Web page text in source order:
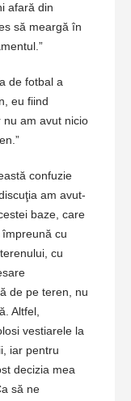
afară din
să meargă în
de fotbal a
eu fiind
am avut nicio
confuzie
am avut-
baze, care
cu
cu
de pe teren, nu
Altfel,
vestiarele la
iar pentru
decizia mea
să ne